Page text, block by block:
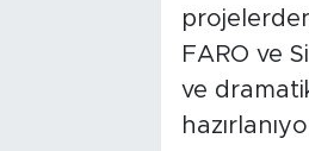
FARO ve
ve